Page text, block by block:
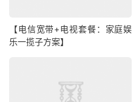
【电信宽带+电视套餐：家庭娱
乐一揽子方案】